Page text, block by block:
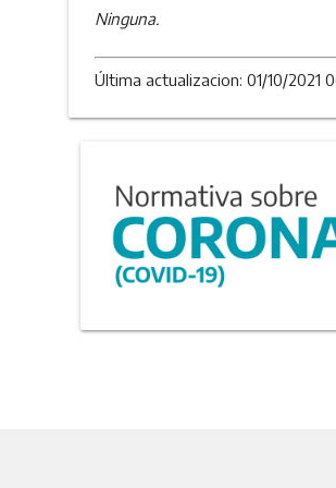
Ninguna.
Última actualizacion: 01/10/2021